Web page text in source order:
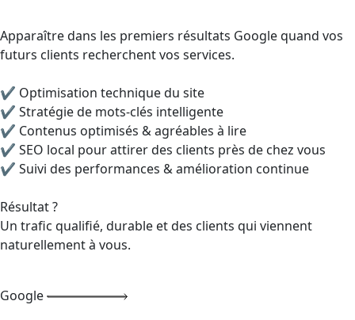
Apparaître dans les premiers résultats Google quand vos
futurs clients recherchent vos services.
✔ Optimisation technique du site
✔ Stratégie de mots-clés intelligente
✔ Contenus optimisés & agréables à lire
✔ SEO local pour attirer des clients près de chez vous
✔ Suivi des performances & amélioration continue
Résultat ?
Un trafic qualifié, durable et des clients qui viennent
naturellement à vous.
Google